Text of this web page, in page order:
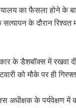
का फैसला होने के
के दौरान रिश्वत
कार के डैशबॉक्स में रखवा
को मौके पर ही
अधीक्षक के पर्यवेक्षण में